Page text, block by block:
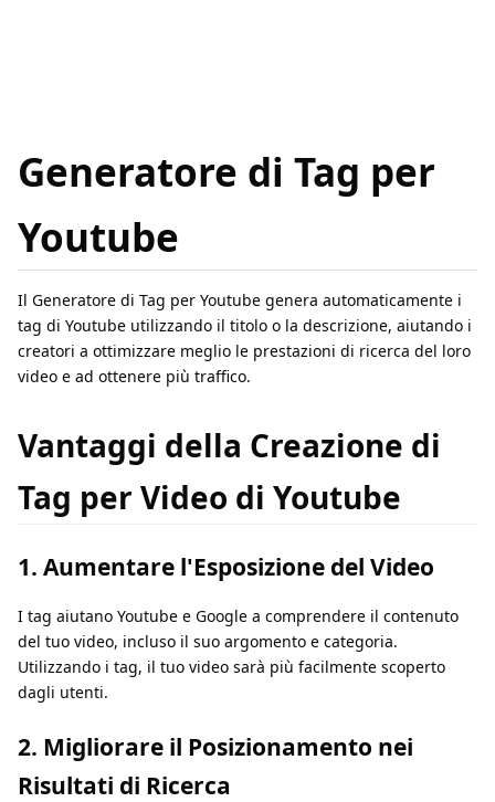
Generatore di Tag per
Youtube
Il Generatore di Tag per Youtube genera automaticamente i
tag di Youtube utilizzando il titolo o la descrizione, aiutando i
creatori a ottimizzare meglio le prestazioni di ricerca del loro
video e ad ottenere più traffico.
Vantaggi della Creazione di
Tag per Video di Youtube
1. Aumentare l'Esposizione del Video
I tag aiutano Youtube e Google a comprendere il contenuto
del tuo video, incluso il suo argomento e categoria.
Utilizzando i tag, il tuo video sarà più facilmente scoperto
dagli utenti.
2. Migliorare il Posizionamento nei
Risultati di Ricerca